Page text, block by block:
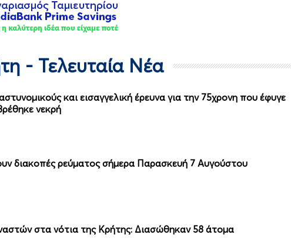
- Τελευταία Νέα
και εισαγγελική έρευνα για την 75χρονη που έφυγε
νεκρή
διακοπές ρεύματος σήμερα Παρασκευή 7 Αυγούστου
στα νότια της Κρήτης: Διασώθηκαν 58 άτομα